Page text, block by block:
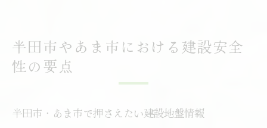
半田市やあま市における建設安全
性の要点
半田市・あま市で押さえたい建設地盤情報